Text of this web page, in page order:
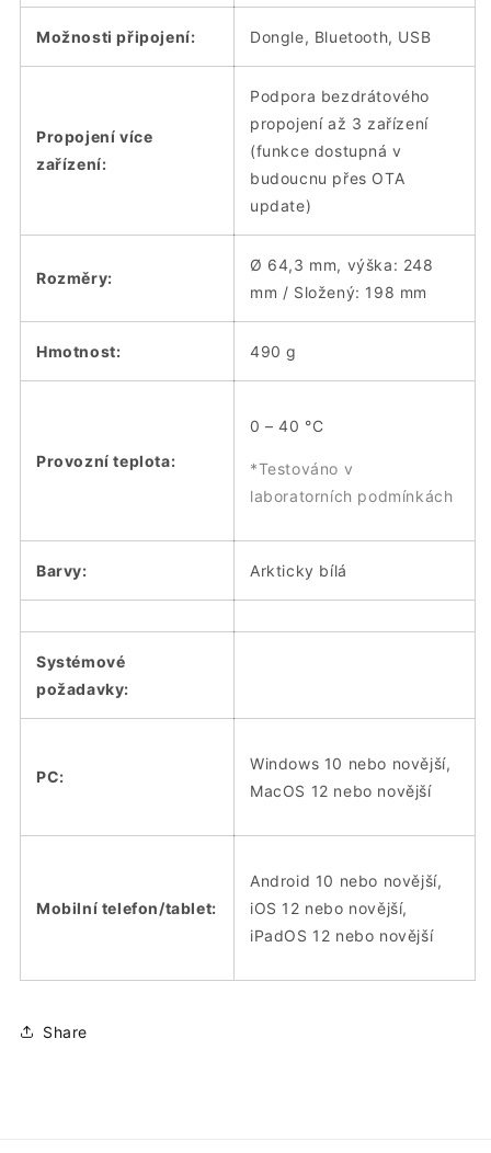
Možnosti připojení: Dongle, Bluetooth, USB
Propojení více
zařízení:
Podpora bezdrátového
propojení až 3 zařízení
(funkce dostupná v
budoucnu přes OTA
update)
Rozměry:
Ø 64,3 mm, výška: 248
mm / Složený: 198 mm
Hmotnost: 490 g
Provozní teplota:
0 – 40 °C
*Testováno v
laboratorních podmínkách
Barvy: Arkticky bílá
Systémové
požadavky:
PC:
Windows 10 nebo novější,
MacOS 12 nebo novější
Mobilní telefon/tablet:
Android 10 nebo novější,
iOS 12 nebo novější,
iPadOS 12 nebo novější
Share